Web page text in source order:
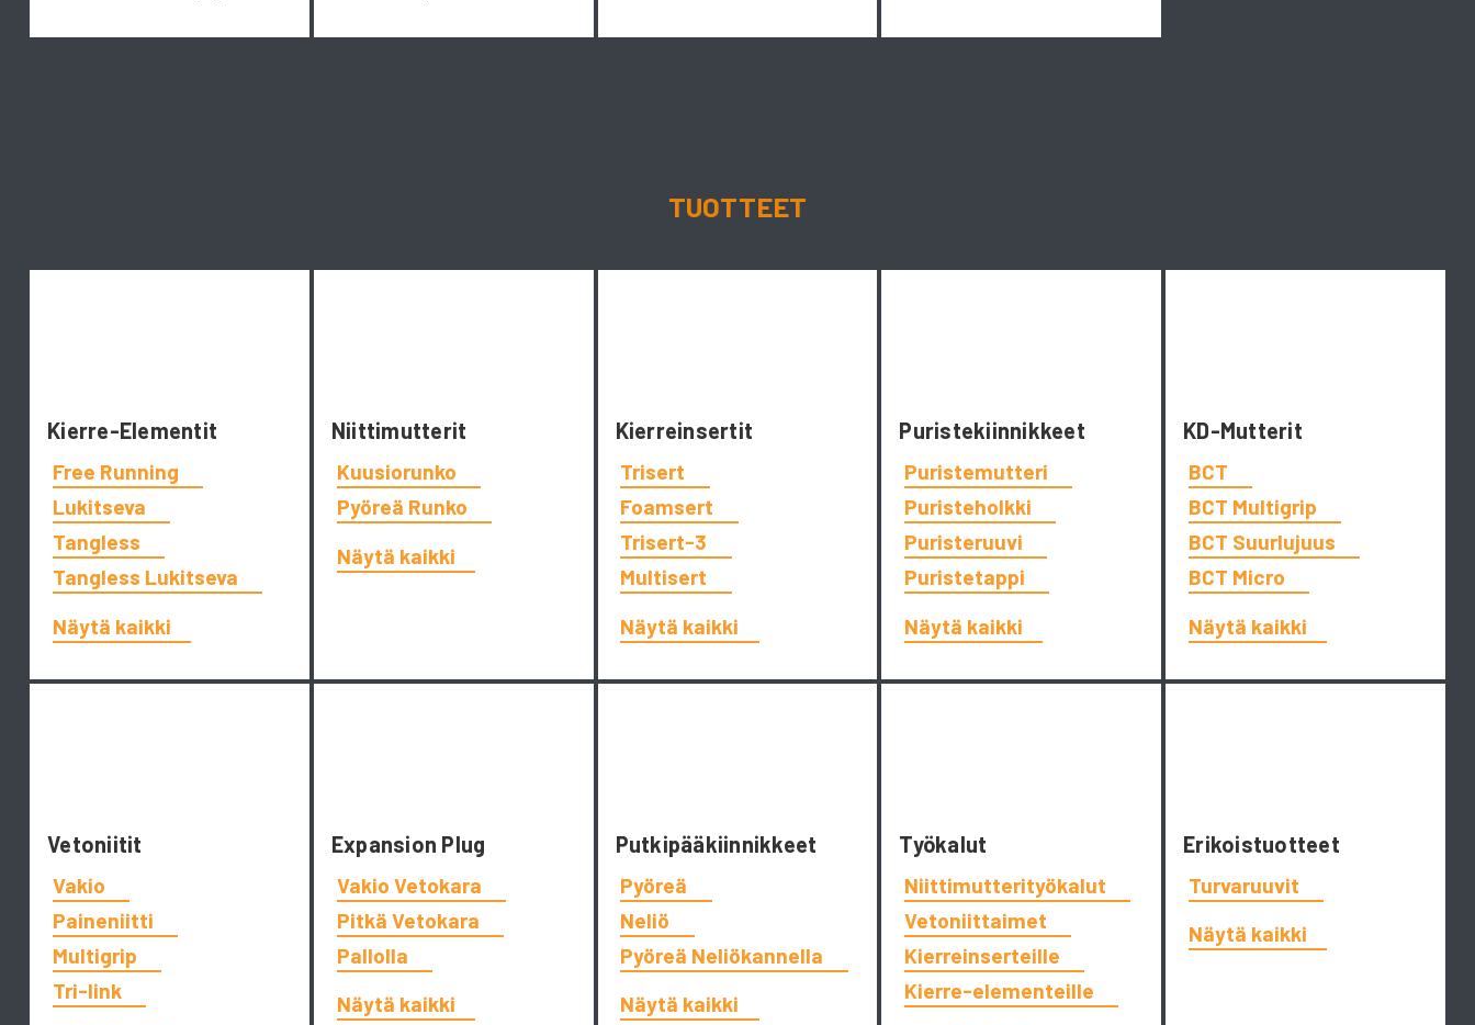
TUOTTEET
Kierre-Elementit
Free Running
Lukitseva
Tangless
Tangless Lukitseva
Näytä kaikki
Niittimutterit
Kuusiorunko
Pyöreä Runko
Näytä kaikki
Kierreinsertit
Trisert
Foamsert
Trisert-3
Multisert
Näytä kaikki
Puristekiinnikkeet
Puristemutteri
Puristeholkki
Puristeruuvi
Puristetappi
Näytä kaikki
KD-Mutterit
BCT
BCT Multigrip
BCT Suurlujuus
BCT Micro
Näytä kaikki
Vetoniitit
Vakio
Paineniitti
Multigrip
Tri-link
Expansion Plug
Vakio Vetokara
Pitkä Vetokara
Pallolla
Näytä kaikki
Putkipääkiinnikkeet
Pyöreä
Neliö
Pyöreä Neliökannella
Näytä kaikki
Työkalut
Niittimutterityökalut
Vetoniittaimet
Kierreinserteille
Kierre-elementeille
Erikoistuotteet
Turvaruuvit
Näytä kaikki